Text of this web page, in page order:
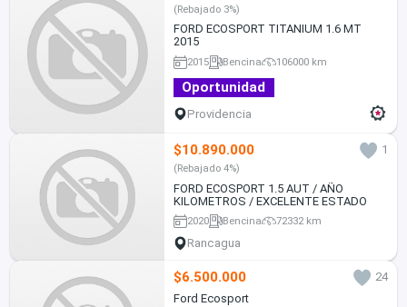
(Rebajado 3%)
FORD ECOSPORT TITANIUM 1.6 MT
2015
2015 Bencina 106000 km
Oportunidad
Providencia
$10.890.000 1
(Rebajado 4%)
FORD ECOSPORT 1.5 AUT / AÑO
KILOMETROS / EXCELENTE ESTADO
2020 Bencina 72332 km
Rancagua
$6.500.000
24
Ford Ecosport